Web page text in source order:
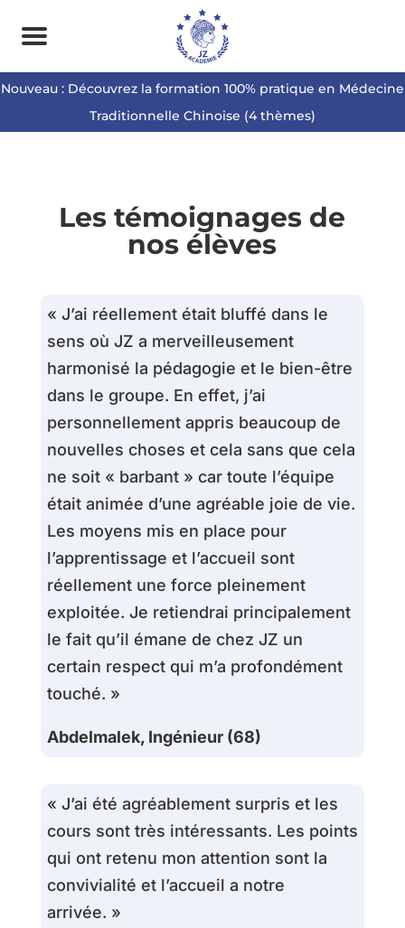
Nouveau : Découvrez la formation 100% pratique en Médecine
Traditionnelle Chinoise (4 thèmes)
Les témoignages de
nos élèves
« J’ai réellement était bluffé dans le
sens où JZ a merveilleusement
harmonisé la pédagogie et le bien-être
dans le groupe. En effet, j’ai
personnellement appris beaucoup de
nouvelles choses et cela sans que cela
ne soit « barbant » car toute l’équipe
était animée d’une agréable joie de vie.
Les moyens mis en place pour
l’apprentissage et l’accueil sont
réellement une force pleinement
exploitée. Je retiendrai principalement
le fait qu’il émane de chez JZ un
certain respect qui m’a profondément
touché. »
Abdelmalek, Ingénieur (68)
« J’ai été agréablement surpris et les
cours sont très intéressants. Les points
qui ont retenu mon attention sont la
convivialité et l’accueil a notre
arrivée. »